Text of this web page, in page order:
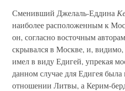
Сменивший Джелаль-Еддина
наиболее расположенным к
он, согласно восточным
скрывался в Москве, и,
имел в виду Едигей, упрекая
данном случае для Едигея
отношении Литвы, а Керим-